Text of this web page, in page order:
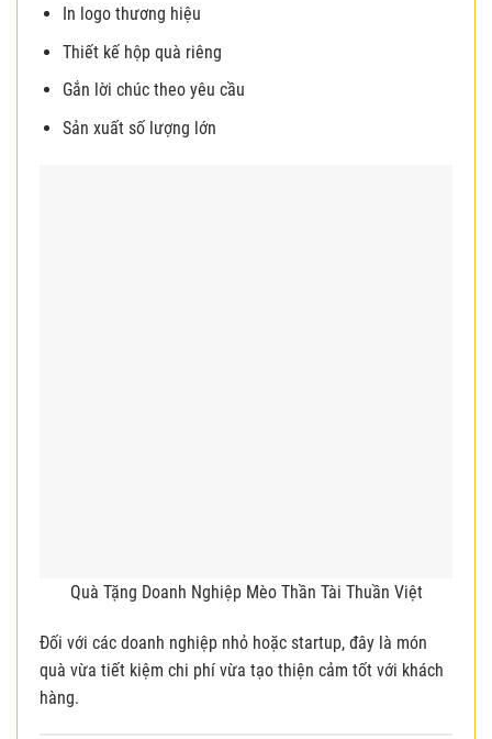
In logo thương hiệu
Thiết kế hộp quà riêng
Gắn lời chúc theo yêu cầu
Sản xuất số lượng lớn
Quà Tặng Doanh Nghiệp Mèo Thần Tài Thuần Việt
Đối với các doanh nghiệp nhỏ hoặc startup, đây là món
quà vừa tiết kiệm chi phí vừa tạo thiện cảm tốt với khách
hàng.